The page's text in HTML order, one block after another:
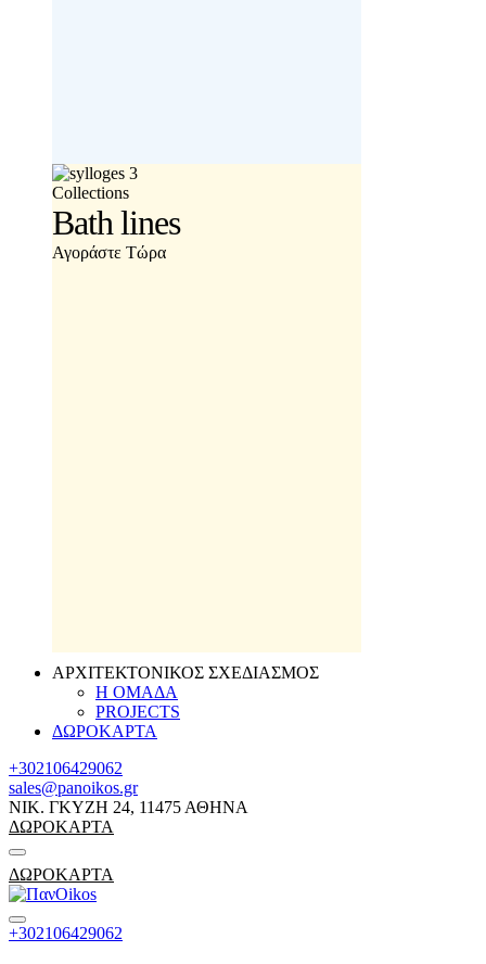
Collections
Bath lines
Αγοράστε Τώρα
ΑΡΧΙΤΕΚΤΟΝΙΚΟΣ ΣΧΕΔΙΑΣΜΟΣ
Η ΟΜΑΔΑ
PROJECTS
ΔΩΡΟΚΑΡΤΑ
+302106429062
sales@panoikos.gr
ΝΙΚ. ΓΚΥΖΗ 24, 11475 ΑΘΗΝΑ
ΔΩΡΟΚΑΡΤΑ
ΔΩΡΟΚΑΡΤΑ
+302106429062